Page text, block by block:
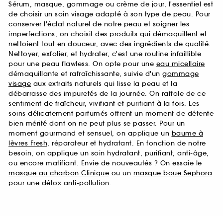
Sérum, masque, gommage ou crème de jour, l'essentiel est
de choisir un soin visage adapté à son type de peau. Pour
conserver l'éclat naturel de notre peau et soigner les
imperfections, on choisit des produits qui démaquillent et
nettoient tout en douceur, avec des ingrédients de qualité.
Nettoyer, exfolier, et hydrater, c'est une routine infaillible
pour une peau flawless. On opte pour une eau micellaire
démaquillante et rafraîchissante, suivie d'un gommage
visage aux extraits naturels qui lisse la peau et la
débarrasse des impuretés de la journée. On raffole de ce
sentiment de fraîcheur, vivifiant et purifiant à la fois. Les
soins délicatement parfumés offrent un moment de détente
bien mérité dont on ne peut plus se passer. Pour un
moment gourmand et sensuel, on applique un baume à
lèvres Fresh, réparateur et hydratant. En fonction de notre
besoin, on applique un soin hydratant, purifiant, anti-âge,
ou encore matifiant. Envie de nouveautés ? On essaie le
masque au charbon Clinique ou un masque boue Sephora
pour une détox anti-pollution.